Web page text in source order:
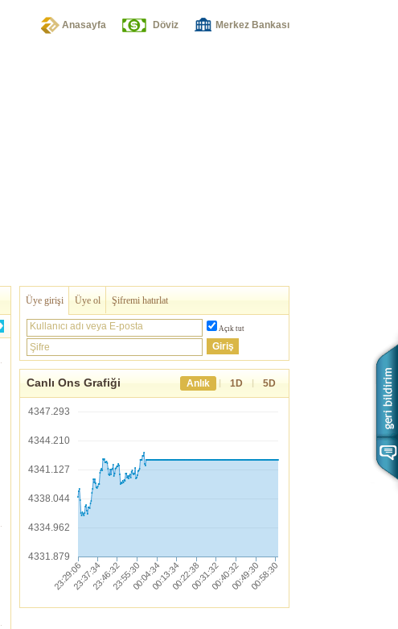
Anasayfa Döviz Merkez Bankası
Üye girişi Üye ol Şifremi hatırlat
Kullanıcı adı veya E-posta Açık tut
Şifre
Canlı Ons Grafiği Anlık | 1D | 5D
4347.293
4344.210
4341.127
4338.044
4334.962
4331.879